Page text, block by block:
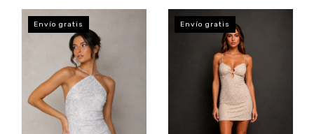
Envío gratis Envío gratis